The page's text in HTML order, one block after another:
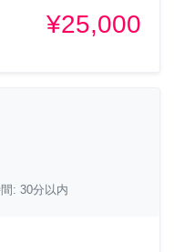
¥25,000
: 30分以内